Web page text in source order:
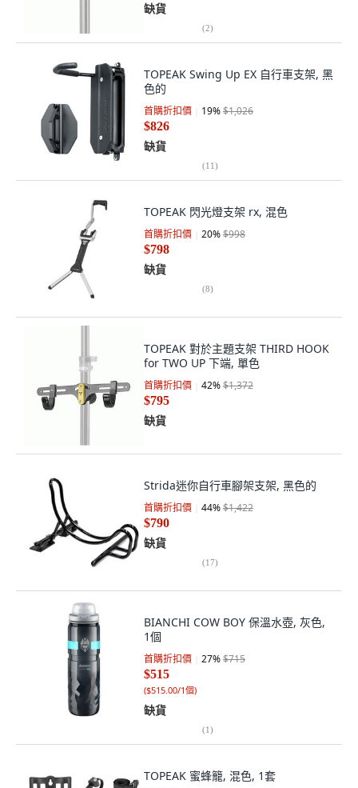
缺貨
(2)
TOPEAK Swing Up EX 自行車支架, 黑
色的
首購折扣價 19%$1,026
$826
缺貨
(11)
TOPEAK 閃光燈支架 rx, 混色
首購折扣價 20%$998
$798
缺貨
(8)
TOPEAK 對於主題支架 THIRD HOOK
for TWO UP 下端, 單色
首購折扣價 42%$1,372
$795
缺貨
Strida迷你自行車腳架支架, 黑色的
首購折扣價 44%$1,422
$790
缺貨
(17)
BIANCHI COW BOY 保溫水壺, 灰色,
1個
首購折扣價 27%$715
$515
($515.00/1個)
缺貨
(1)
TOPEAK 蜜蜂籠, 混色, 1套